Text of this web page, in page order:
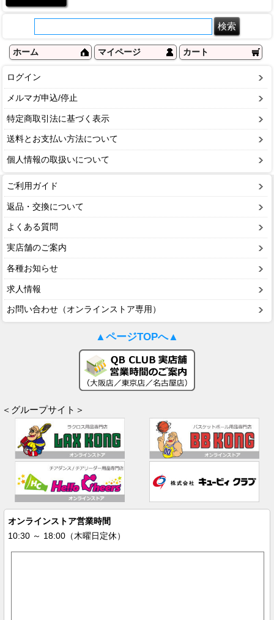
ホーム マイページ カート
ログイン
メルマガ申込/停止
特定商取引法に基づく表示
送料とお支払い方法について
個人情報の取扱いについて
ご利用ガイド
返品・交換について
よくある質問
実店舗のご案内
各種お知らせ
求人情報
お問い合わせ（オンラインストア専用）
▲ページTOPへ▲
＜グループサイト＞
オンラインストア営業時間
10:30 ～ 18:00（木曜日定休）